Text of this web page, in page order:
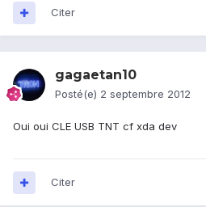
Citer
gagaetan10
Posté(e) 2 septembre 2012
Oui oui CLE USB TNT cf xda dev
Citer